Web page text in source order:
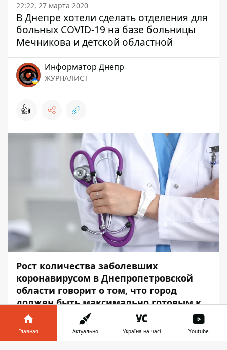
22:22, 27 марта 2020
В Днепре хотели сделать отделения для
больных COVID-19 на базе больницы
Мечникова и детской областной
Информатор Днепр
ЖУРНАЛИСТ
👍
Рост количества заболевших
коронавирусом в Днепропетровской
области говорит о том, что город
должен быть максимально готовым к
борьбе с заболеванием - начиная от
закупки масок и дезинфекторов и
заканчивая обустройством больниц.
Главная Актуально Україна на часі Youtube